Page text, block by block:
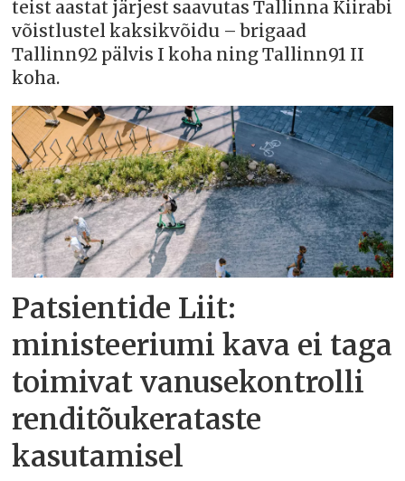
teist aastat järjest saavutas Tallinna Kiirabi
võistlustel kaksikvõidu – brigaad
Tallinn92 pälvis I koha ning Tallinn91 II
koha.
Patsientide Liit:
ministeeriumi kava ei taga
toimivat vanusekontrolli
renditõukerataste
kasutamisel